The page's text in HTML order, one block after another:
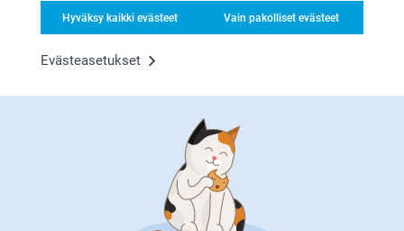
Hyväksy kaikki evästeet Vain pakolliset evästeet
Evästeasetukset
Kirjoita sähköpostiosoitteesi tähän